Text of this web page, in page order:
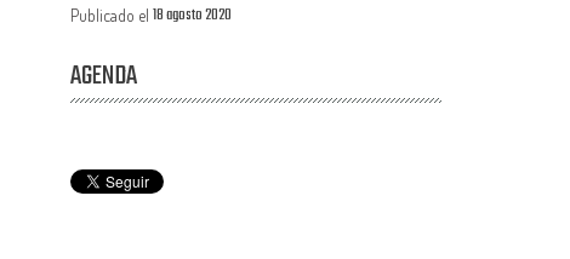
Publicado el18 agosto 2020
AGENDA